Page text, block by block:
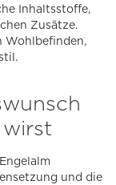
Inhaltsstoffe,
Zusätze.
Wohlbefinden,
wirst
und die